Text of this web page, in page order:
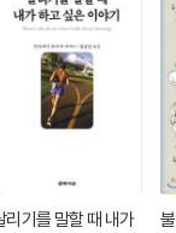
에 잠시 몸과 마음을
리기를 말할 때 내가